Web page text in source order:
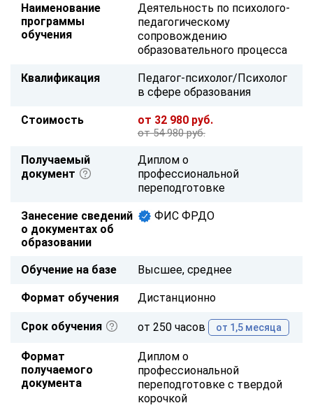
Наименование
программы
обучения
Деятельность по психолого-
педагогическому
сопровождению
образовательного процесса
Квалификация
Педагог-психолог/Психолог
в сфере образования
Стоимость от 32 980 руб.
от 54 980 руб.
Получаемый
документ
Диплом о
профессиональной
переподготовке
Занесение сведений
о документах об
образовании
ФИС ФРДО
Обучение на базе Высшее, среднее
Формат обучения Дистанционно
Срок обучения от 250 часов от 1,5 месяца
Формат
получаемого
документа
Диплом о
профессиональной
переподготовке с твердой
корочкой